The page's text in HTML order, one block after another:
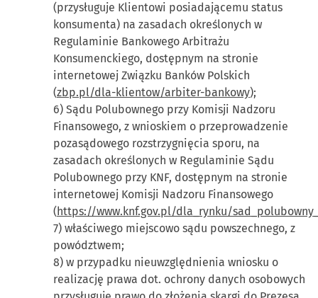
(przysługuje Klientowi posiadającemu status
konsumenta) na zasadach określonych w
Regulaminie Bankowego Arbitrażu
Konsumenckiego, dostępnym na stronie
internetowej Związku Banków Polskich
(zbp.pl/dla-klientow/arbiter-bankowy);
6) Sądu Polubownego przy Komisji Nadzoru
Finansowego, z wnioskiem o przeprowadzenie
pozasądowego rozstrzygnięcia sporu, na
zasadach określonych w Regulaminie Sądu
Polubownego przy KNF, dostępnym na stronie
internetowej Komisji Nadzoru Finansowego
( https://www.knf.gov.pl/dla_rynku/
7) właściwego miejscowo sądu powszechnego, z
powództwem;
8) w przypadku nieuwzględnienia wniosku o
realizację prawa dot. ochrony danych osobowych